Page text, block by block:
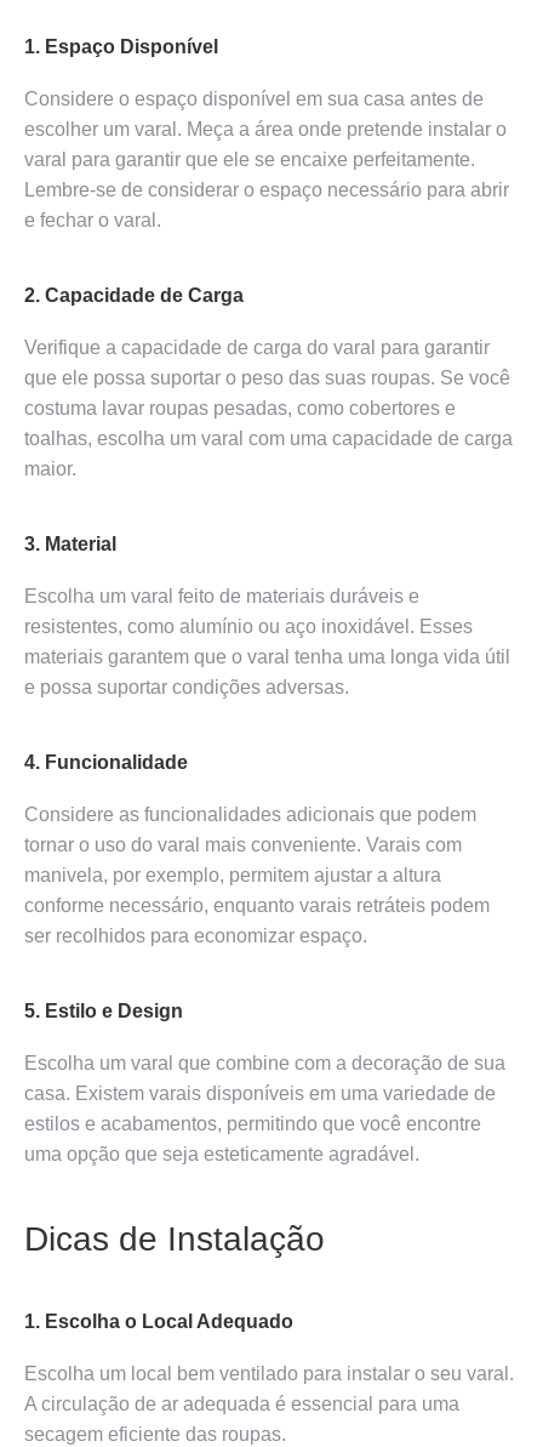
1. Espaço Disponível
Considere o espaço disponível em sua casa antes de
escolher um varal. Meça a área onde pretende instalar o
varal para garantir que ele se encaixe perfeitamente.
Lembre-se de considerar o espaço necessário para abrir
e fechar o varal.
2. Capacidade de Carga
Verifique a capacidade de carga do varal para garantir
que ele possa suportar o peso das suas roupas. Se você
costuma lavar roupas pesadas, como cobertores e
toalhas, escolha um varal com uma capacidade de carga
maior.
3. Material
Escolha um varal feito de materiais duráveis e
resistentes, como alumínio ou aço inoxidável. Esses
materiais garantem que o varal tenha uma longa vida útil
e possa suportar condições adversas.
4. Funcionalidade
Considere as funcionalidades adicionais que podem
tornar o uso do varal mais conveniente. Varais com
manivela, por exemplo, permitem ajustar a altura
conforme necessário, enquanto varais retráteis podem
ser recolhidos para economizar espaço.
5. Estilo e Design
Escolha um varal que combine com a decoração de sua
casa. Existem varais disponíveis em uma variedade de
estilos e acabamentos, permitindo que você encontre
uma opção que seja esteticamente agradável.
Dicas de Instalação
1. Escolha o Local Adequado
Escolha um local bem ventilado para instalar o seu varal.
A circulação de ar adequada é essencial para uma
secagem eficiente das roupas.